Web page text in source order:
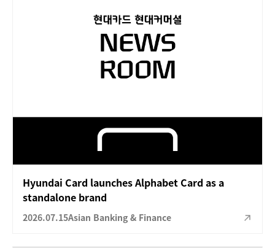
Hyundai Card launches Alphabet Card as a
standalone brand
2026.07.15Asian Banking & Finance